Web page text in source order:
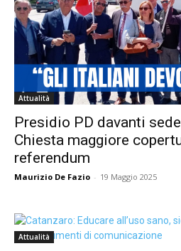
Attualità
Presidio PD davanti
Chiesta maggiore
referendum
Maurizio De Fazio - 19 Maggio 2025
Attualità